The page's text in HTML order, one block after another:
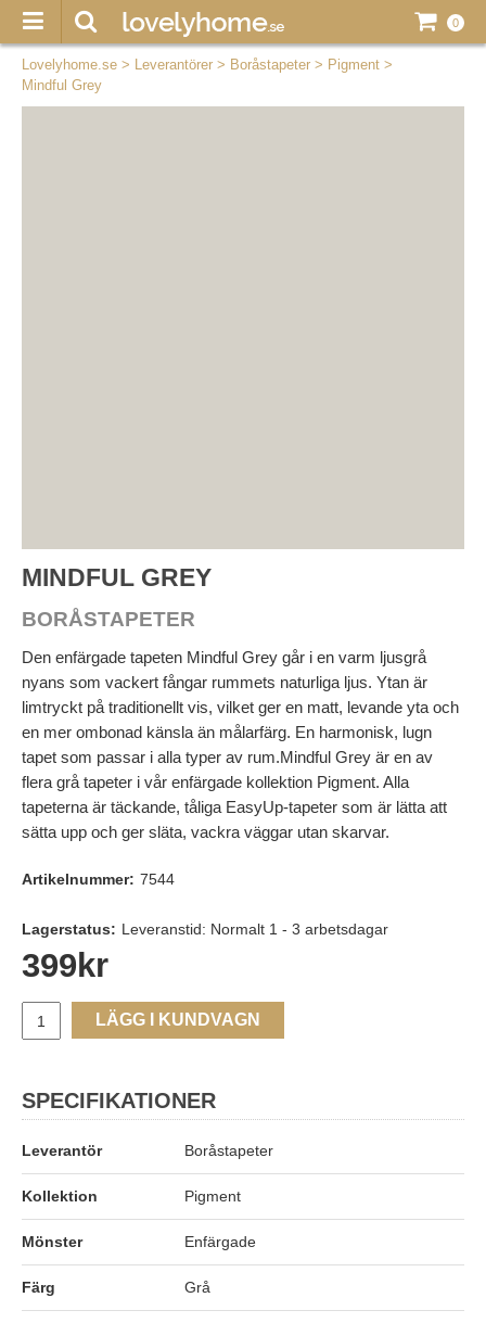
0
Lovelyhome.se > Leverantörer > Boråstapeter > Pigment >
Mindful Grey
MINDFUL GREY
BORÅSTAPETER
Den enfärgade tapeten Mindful Grey går i en varm ljusgrå
nyans som vackert fångar rummets naturliga ljus. Ytan är
limtryckt på traditionellt vis, vilket ger en matt, levande yta och
en mer ombonad känsla än målarfärg. En harmonisk, lugn
tapet som passar i alla typer av rum.Mindful Grey är en av
flera grå tapeter i vår enfärgade kollektion Pigment. Alla
tapeterna är täckande, tåliga EasyUp-tapeter som är lätta att
sätta upp och ger släta, vackra väggar utan skarvar.
Artikelnummer: 7544
Lagerstatus: Leveranstid: Normalt 1 - 3 arbetsdagar
399 kr
LÄGG I KUNDVAGN
SPECIFIKATIONER
Leverantör Boråstapeter
Kollektion Pigment
Mönster Enfärgade
Färg Grå